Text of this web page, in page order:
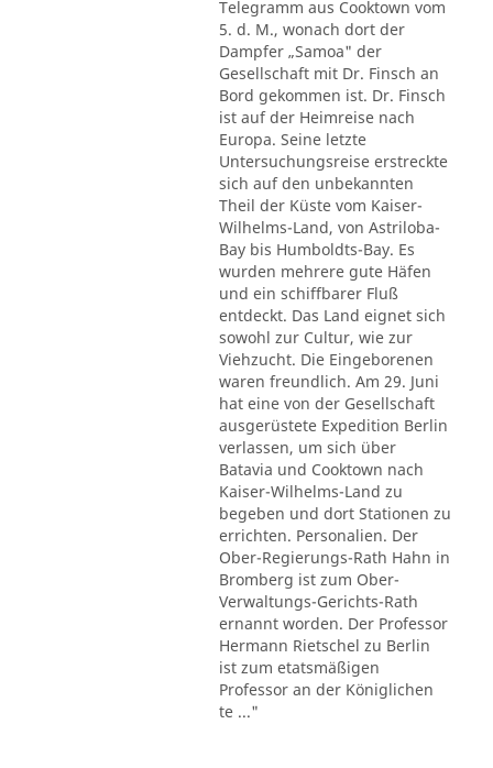
Telegramm aus Cooktown vom
5. d. M., wonach dort der
Dampfer „Samoa" der
Gesellschaft mit Dr. Finsch an
Bord gekommen ist. Dr. Finsch
ist auf der Heimreise nach
Europa. Seine letzte
Untersuchungsreise erstreckte
sich auf den unbekannten
Theil der Küste vom Kaiser-
Wilhelms-Land, von Astriloba-
Bay bis Humboldts-Bay. Es
wurden mehrere gute Häfen
und ein schiffbarer Fluß
entdeckt. Das Land eignet sich
sowohl zur Cultur, wie zur
Viehzucht. Die Eingeborenen
waren freundlich. Am 29. Juni
hat eine von der Gesellschaft
ausgerüstete Expedition Berlin
verlassen, um sich über
Batavia und Cooktown nach
Kaiser-Wilhelms-Land zu
begeben und dort Stationen zu
errichten. Personalien. Der
Ober-Regierungs-Rath Hahn in
Bromberg ist zum Ober-
Verwaltungs-Gerichts-Rath
ernannt worden. Der Professor
Hermann Rietschel zu Berlin
ist zum etatsmäßigen
Professor an der Königlichen
te ..."